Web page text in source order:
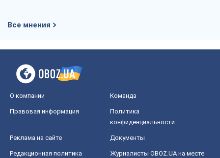
Все мнения
О компании Команда
Правовая информация
Политика
конфиденциальности
Реклама на сайте Документы
Редакционная политика
Журналисты OBOZ.UA на месте